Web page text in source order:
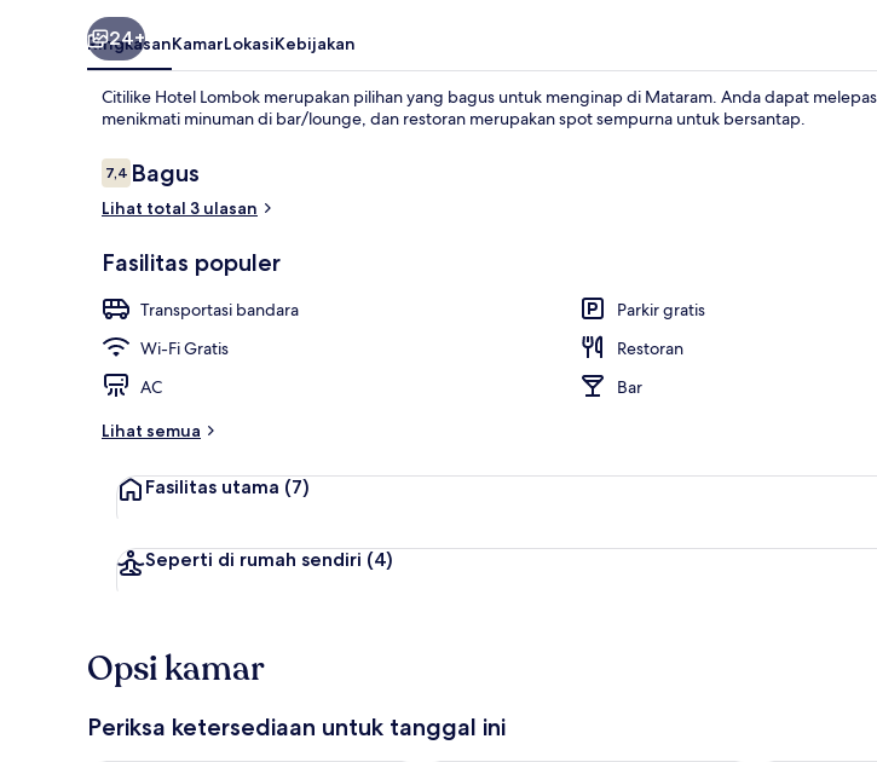
24+
RingkasanKamarLokasiKebijakan
Citilike Hotel Lombok merupakan pilihan yang bagus untuk menginap di Mataram. Anda dapat
menikmati minuman di bar/lounge, dan restoran merupakan spot sempurna untuk bersantap.
Ulasan
7,47,4 dari 10
Bagus
Lihat total 3 ulasan
Fasilitas populer
Transportasi bandara
Parkir gratis
Wi-Fi Gratis
Restoran
AC
Bar
Lihat semua
Fasilitas utama (7)
Seperti di rumah sendiri (4)
Opsi kamar
Periksa ketersediaan untuk tanggal ini